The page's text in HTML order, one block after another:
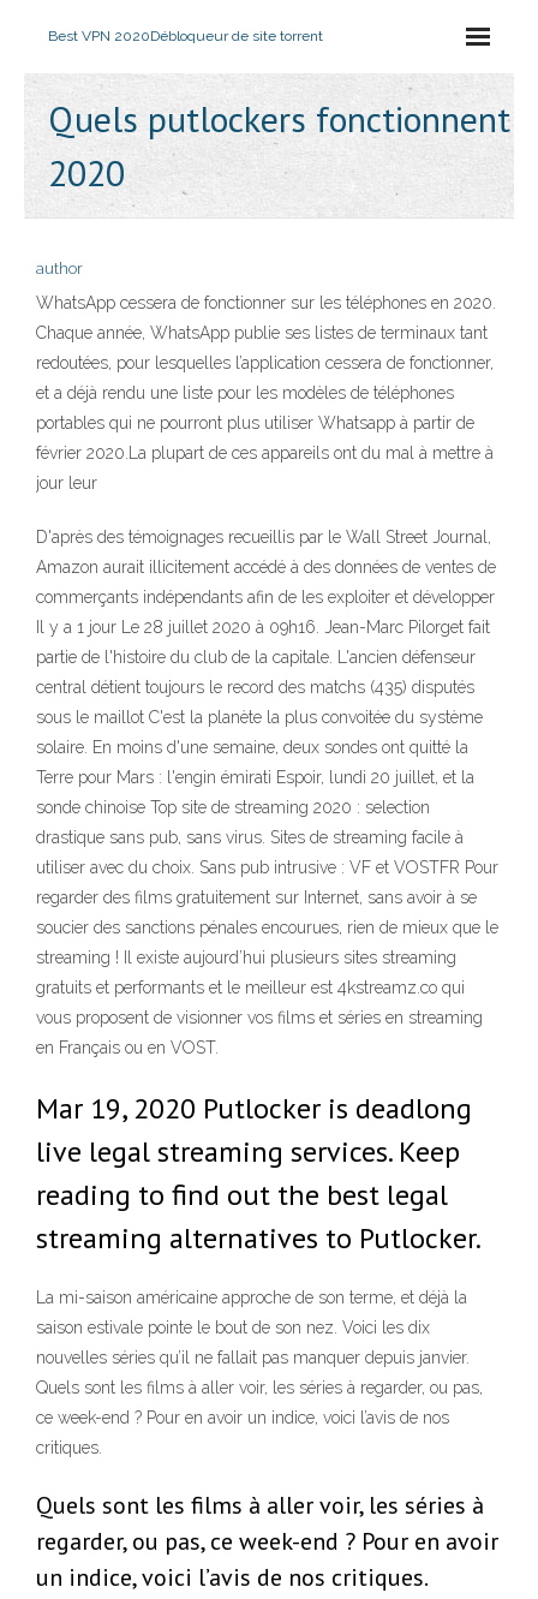
Best VPN 2020Débloqueur de site torrent
Quels putlockers fonctionnent
2020
author
WhatsApp cessera de fonctionner sur les téléphones en 2020.
Chaque année, WhatsApp publie ses listes de terminaux tant
redoutées, pour lesquelles l’application cessera de fonctionner,
et a déjà rendu une liste pour les modèles de téléphones
portables qui ne pourront plus utiliser Whatsapp à partir de
février 2020.La plupart de ces appareils ont du mal à mettre à
jour leur
D'après des témoignages recueillis par le Wall Street Journal,
Amazon aurait illicitement accédé à des données de ventes de
commerçants indépendants afin de les exploiter et développer
Il y a 1 jour Le 28 juillet 2020 à 09h16. Jean-Marc Pilorget fait
partie de l'histoire du club de la capitale. L'ancien défenseur
central détient toujours le record des matchs (435) disputés
sous le maillot C'est la planète la plus convoitée du système
solaire. En moins d'une semaine, deux sondes ont quitté la
Terre pour Mars : l'engin émirati Espoir, lundi 20 juillet, et la
sonde chinoise Top site de streaming 2020 : selection
drastique sans pub, sans virus. Sites de streaming facile à
utiliser avec du choix. Sans pub intrusive : VF et VOSTFR Pour
regarder des films gratuitement sur Internet, sans avoir à se
soucier des sanctions pénales encourues, rien de mieux que le
streaming ! Il existe aujourd’hui plusieurs sites streaming
gratuits et performants et le meilleur est 4kstreamz.co qui
vous proposent de visionner vos films et séries en streaming
en Français ou en VOST.
Mar 19, 2020 Putlocker is deadlong
live legal streaming services. Keep
reading to find out the best legal
streaming alternatives to Putlocker.
La mi-saison américaine approche de son terme, et déjà la
saison estivale pointe le bout de son nez. Voici les dix
nouvelles séries qu’il ne fallait pas manquer depuis janvier.
Quels sont les films à aller voir, les séries à regarder, ou pas,
ce week-end ? Pour en avoir un indice, voici l’avis de nos
critiques.
Quels sont les films à aller voir, les séries à
regarder, ou pas, ce week-end ? Pour en avoir
un indice, voici l’avis de nos critiques.